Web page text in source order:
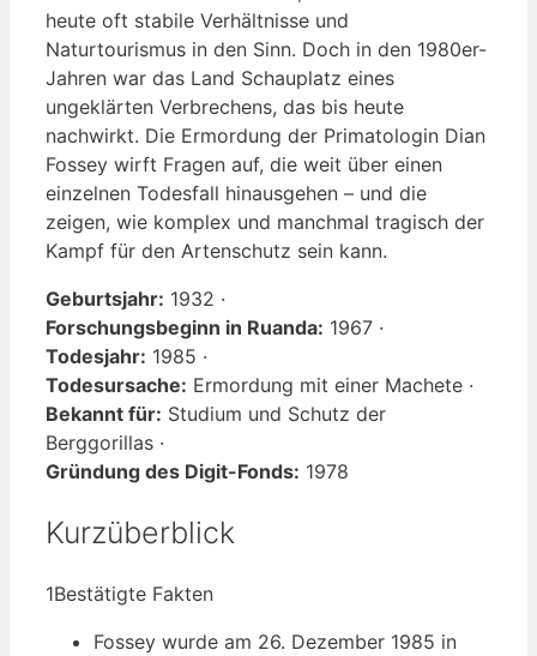
heute oft stabile Verhältnisse und
Naturtourismus in den Sinn. Doch in den 1980er-
Jahren war das Land Schauplatz eines
ungeklärten Verbrechens, das bis heute
nachwirkt. Die Ermordung der Primatologin Dian
Fossey wirft Fragen auf, die weit über einen
einzelnen Todesfall hinausgehen – und die
zeigen, wie komplex und manchmal tragisch der
Kampf für den Artenschutz sein kann.
Geburtsjahr: 1932 ·
Forschungsbeginn in Ruanda: 1967 ·
Todesjahr: 1985 ·
Todesursache: Ermordung mit einer Machete ·
Bekannt für: Studium und Schutz der
Berggorillas ·
Gründung des Digit-Fonds: 1978
Kurzüberblick
1Bestätigte Fakten
Fossey wurde am 26. Dezember 1985 in